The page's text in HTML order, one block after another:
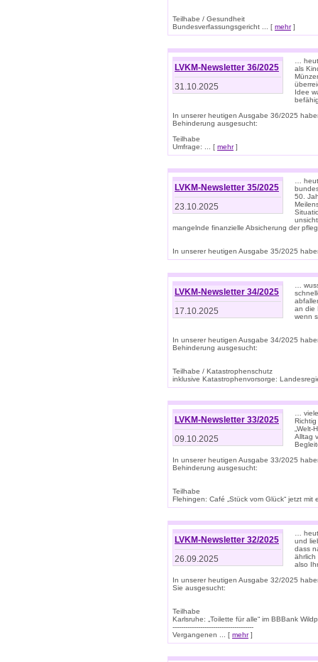
Teilhabe / Gesundheit
Bundesverfassungsgericht ... [ mehr]
LVKM-Newsletter 36/2025
31.10.2025
…
als
Idee
In unserer heutigen Ausgabe 36/2025
Behinderung ausgesucht:
Teilhabe
Umfrage: ... [ mehr]
LVKM-Newsletter 35/2025
23.10.2025
…
50.
mangelnde finanzielle Absicherung der
In unserer heutigen Ausgabe 35/2025
LVKM-Newsletter 34/2025
17.10.2025
…
an die
wenn
In unserer heutigen Ausgabe 34/2025
Behinderung ausgesucht:
Teilhabe / Katastrophenschutz
inklusive Katastrophenvorsorge:
LVKM-Newsletter 33/2025
09.10.2025
…
Alltag
In unserer heutigen Ausgabe 33/2025
Behinderung ausgesucht:
Teilhabe
Flehingen: Café „Stück vom Glück“ jetzt mit
LVKM-Newsletter 32/2025
26.09.2025
…
und
dass
ährlich
also
In unserer heutigen Ausgabe 32/2025
Sie ausgesucht:
Teilhabe
Karlsruhe: „Toilette für alle“ im BBBank
--------------------------------------
Vergangenen ... [ mehr]